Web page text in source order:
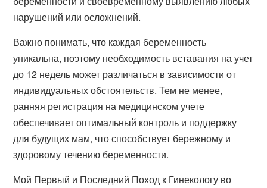
нарушений или осложнений.
Важно понимать, что каждая беременность
уникальна, поэтому необходимость вставания на учет
до 12 недель может различаться в зависимости от
индивидуальных обстоятельств. Тем не менее,
ранняя регистрация на медицинском учете
обеспечивает оптимальный контроль и поддержку
для будущих мам, что способствует бережному и
здоровому течению беременности.
Мой Первый и Последний Поход к Гинекологу во